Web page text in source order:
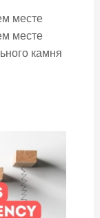
месте
месте
камня